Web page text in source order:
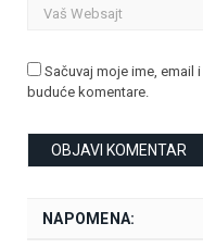
Sačuvaj moje ime, email
buduće komentare.
NAPOMENA: